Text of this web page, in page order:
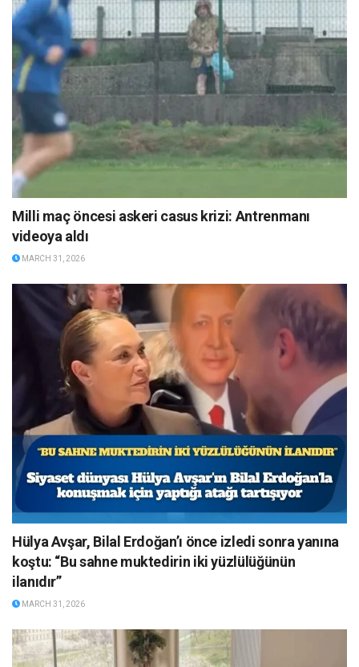
Milli maç öncesi askeri casus krizi: Antrenmanı
videoya aldı
MARCH 31, 2026
Hülya Avşar, Bilal Erdoğan’ı önce izledi sonra yanına
koştu: “Bu sahne muktedirin iki yüzlülüğünün
ilanıdır”
MARCH 31, 2026